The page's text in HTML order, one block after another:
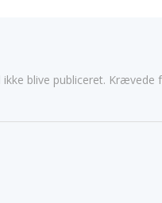
blive publiceret. Krævede